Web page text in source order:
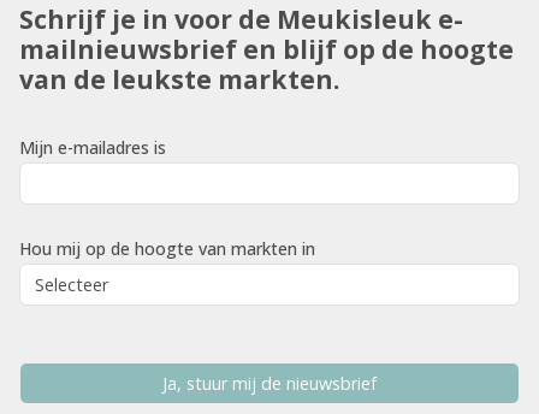
Schrijf je in voor de Meukisleuk e-
mailnieuwsbrief en blijf op de hoogte
van de leukste markten.
Mijn e-mailadres is
Hou mij op de hoogte van markten in
Ja, stuur mij de nieuwsbrief